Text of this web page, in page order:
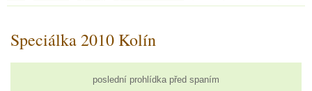
Speciálka 2010 Kolín
poslední prohlídka před spaním